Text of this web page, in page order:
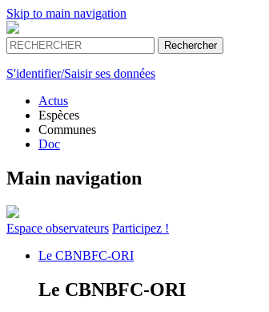
Skip to main navigation
S'identifier/Saisir ses données
Actus
Espèces
Communes
Doc
Main navigation
Espace observateurs Participez !
Le CBNBFC-ORI
Le CBNBFC-ORI